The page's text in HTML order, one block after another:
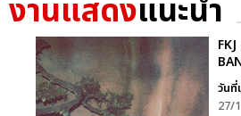
งานแสดงแนะนำ
วัน
27/